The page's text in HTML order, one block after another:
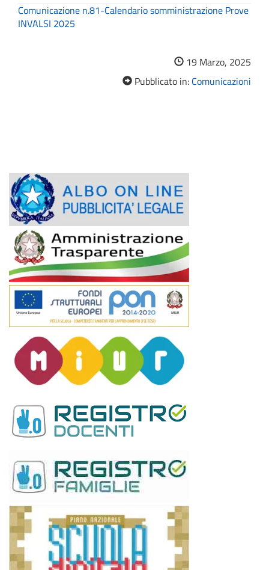
Comunicazione n.81-Calendario somministrazione Prove
INVALSI 2025
19 Marzo, 2025
Pubblicato in: Comunicazioni